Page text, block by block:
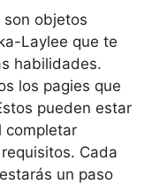
son objetos
Laylee que te
habilidades.
los pagies que
pueden estar
completar
Cada
un paso